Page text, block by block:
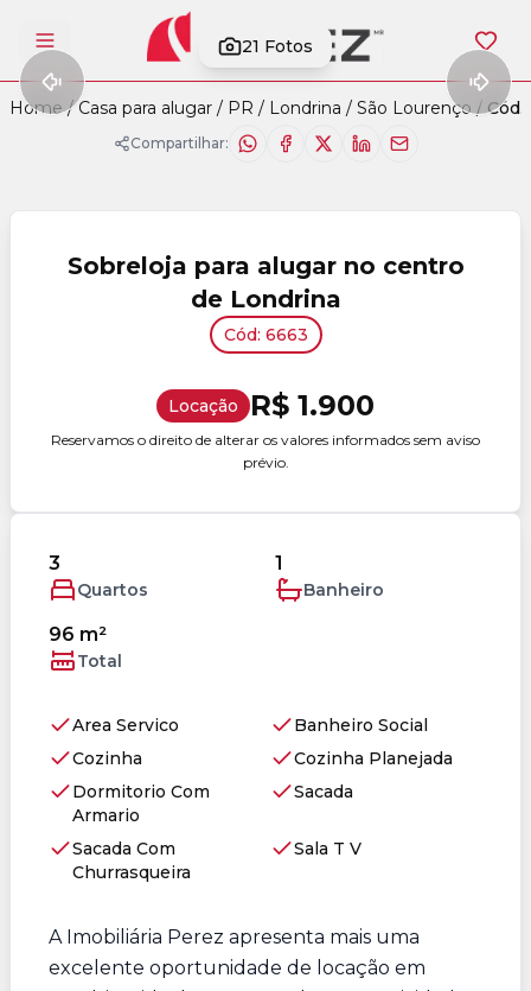
Abrir menu 21 Fotos
Home / Casa para alugar / PR / Londrina / São Lourenço / Cód.
Compartilhar:
Sobreloja para alugar no centro
de Londrina
Cód: 6663
Locação R$ 1.900
Reservamos o direito de alterar os valores informados sem aviso
prévio.
3
Quartos
1
Banheiro
96 m²
Total
Area Servico
Banheiro Social
Cozinha
Cozinha Planejada
Dormitorio Com
Armario
Sacada
Sacada Com
Churrasqueira
Sala T V
A Imobiliária Perez apresenta mais uma
excelente oportunidade de locação em